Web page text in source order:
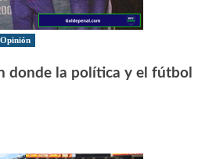
Opinión
donde la política y el fútbol